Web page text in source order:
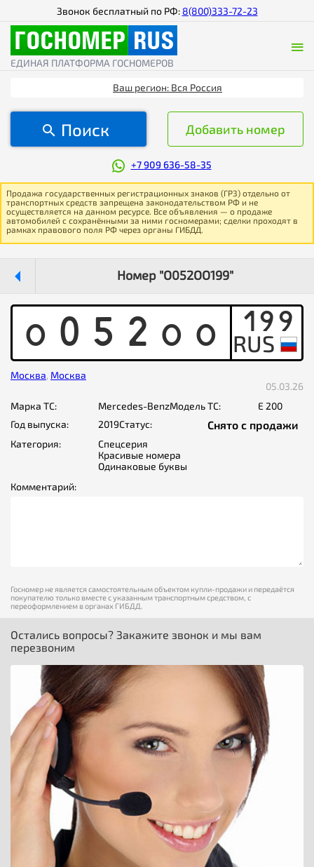
Звонок бесплатный по РФ: 8(800)333-72-23
ЕДИНАЯ ПЛАТФОРМА ГОСНОМЕРОВ
Ваш регион: Вся Россия
Поиск Добавить номер
+7 909 636-58-35
Продажа государственных регистрационных знаков (ГРЗ) отдельно от
транспортных средств запрещена законодательством РФ и не
осуществляется на данном ресурсе. Все объявления — о продаже
автомобилей с сохранёнными за ними госномерами; сделки проходят в
рамках правового поля РФ через органы ГИБДД.
Номер "О052ОО199"
O 0 5 2 O O 199
Москва, Москва
05.03.26
Марка ТС:
Mercedes-BenzМодель ТС:
E 200
Год выпуска:
2019Статус: Снято с продажи
Категория:
Спецсерия
Красивые номера
Одинаковые буквы
Комментарий:
Госномер не является самостоятельным объектом купли-продажи и передаётся
покупателю только вместе с указанным транспортным средством, с
переоформлением в органах ГИБДД.
Остались вопросы? Закажите звонок и мы вам
перезвоним